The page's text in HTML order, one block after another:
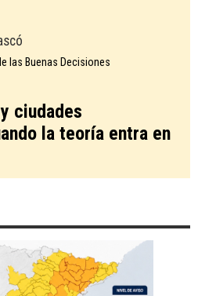
las Buenas Decisiones
ciudades
la teoría entra en